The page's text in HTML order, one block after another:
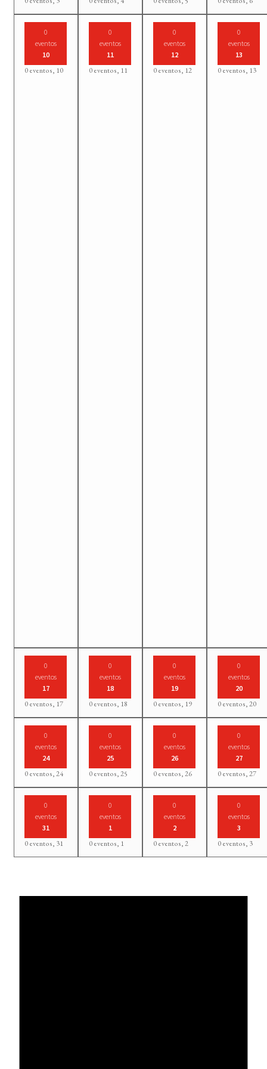
0
eventos
10
0 eventos, 10
0
eventos
11
0 eventos, 11
0
eventos
12
0 eventos, 12
0
eventos
13
0 eventos, 13
0
eventos
17
0 eventos, 17
0
eventos
18
0 eventos, 18
0
eventos
19
0 eventos, 19
0
eventos
20
0 eventos,20
0
eventos
24
0 eventos,24
0
eventos
25
0 eventos,25
0
eventos
26
0 eventos,26
0
eventos
27
0 eventos,27
0
eventos
31
0 eventos, 31
0
eventos
1
0 eventos, 1
0
eventos
2
0 eventos,2
0
eventos
3
0 eventos, 3